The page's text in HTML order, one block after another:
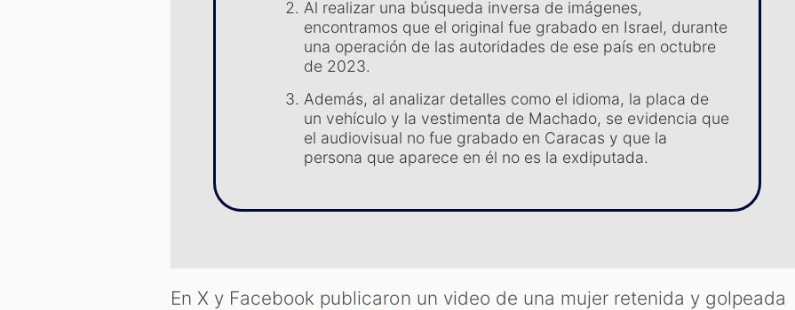
Al realizar una búsqueda inversa de imágenes,
encontramos que el original fue grabado en Israel, durante
una operación de las autoridades de ese país en octubre
de 2023.
Además, al analizar detalles como el idioma, la placa de
un vehículo y la vestimenta de Machado, se evidencia que
el audiovisual no fue grabado en Caracas y que la
persona que aparece en él no es la exdiputada.
En X y Facebook publicaron un video de una mujer retenida y golpeada